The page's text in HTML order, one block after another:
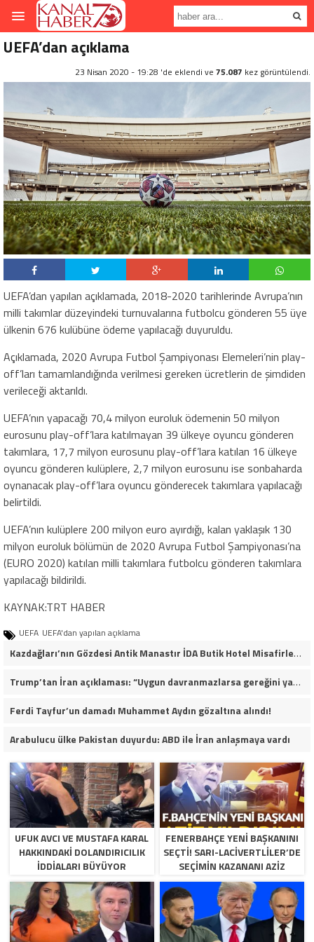
UEFA’dan açıklama
23 Nisan 2020 - 19:28 'de eklendi ve 75.087 kez görüntülendi.
UEFA’dan yapılan açıklamada, 2018-2020 tarihlerinde Avrupa’nın
milli takımlar düzeyindeki turnuvalarına futbolcu gönderen 55 üye
ülkenin 676 kulübüne ödeme yapılacağı duyuruldu.
Açıklamada, 2020 Avrupa Futbol Şampiyonası Elemeleri’nin play-
off’ları tamamlandığında verilmesi gereken ücretlerin de şimdiden
verileceği aktarıldı.
UEFA’nın yapacağı 70,4 milyon euroluk ödemenin 50 milyon
eurosunu play-off’lara katılmayan 39 ülkeye oyuncu gönderen
takımlara, 17,7 milyon eurosunu play-off’lara katılan 16 ülkeye
oyuncu gönderen kulüplere, 2,7 milyon eurosunu ise sonbaharda
oynanacak play-off’lara oyuncu gönderecek takımlara yapılacağı
belirtildi.
UEFA’nın kulüplere 200 milyon euro ayırdığı, kalan yaklaşık 130
milyon euroluk bölümün de 2020 Avrupa Futbol Şampiyonası’na
(EURO 2020) katılan milli takımlara futbolcu gönderen takımlara
yapılacağı bildirildi.
KAYNAK:TRT HABER
UEFA UEFA'dan yapılan açıklama
Kazdağları’nın Gözdesi Antik Manastır İDA Butik Hotel Misafirlerinden Tam Not Alıyor
Trump’tan İran açıklaması: “Uygun davranmazlarsa gereğini yaparım”
Ferdi Tayfur’un damadı Muhammet Aydın gözaltına alındı!
Arabulucu ülke Pakistan duyurdu: ABD ile İran anlaşmaya vardı
UFUK AVCI VE MUSTAFA KARAL
HAKKINDAKI DOLANDIRICILIK
İDDIALARI BÜYÜYOR
FENERBAHÇE YENI BAŞKANINI
SEÇTI! SARI-LACIVERTLILER’DE
SEÇIMIN KAZANANI AZIZ
YILDIRIM OLDU